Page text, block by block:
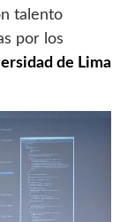
talento
por los
de Lima